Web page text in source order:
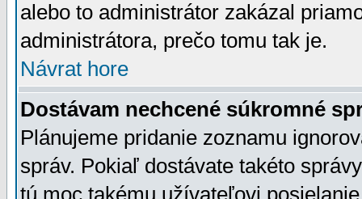
alebo to administrátor zakázal
administrátora, prečo tomu tak je.
Návrat hore
Dostávam nechcené súkromné
Plánujeme pridanie zoznamu
správ. Pokiaľ dostávate takéto
tú moc takému užívateľovi